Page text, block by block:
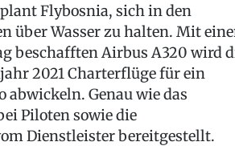
Flybosnia, sich in den
über Wasser zu halten. Mit
beschafften Airbus A320 wird
2021 Charterflüge für ein
abwickeln. Genau wie das
Piloten sowie die
Dienstleister bereitgestellt.